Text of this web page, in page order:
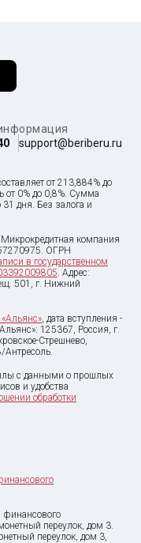
support@beriberu.ru
от 213,884% до
от 0% до 0,8%. Сумма
дня. Без залога и
Микрокредитная компания
ОГРН
в государственном
. Адрес:
501, г. Нижний
, дата вступления -
125367, Россия, г.
Стрешнево,
Антресоль.
с данными о прошлых
и удобства
обработки
финансового
переулок, дом 3.
переулок, дом 3,